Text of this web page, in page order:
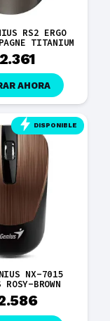
RS2 ERGO
TITANIUM
AHORA
DISPONIBLE
NX-7015
BROWN